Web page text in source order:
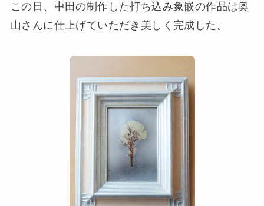
この日、中田の制作した打ち込み象嵌の作品は奥
山さんに仕上げていただき美しく完成した。